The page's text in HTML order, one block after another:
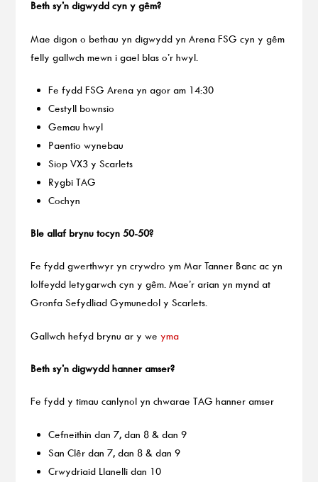
Beth sy’n digwydd cyn y gêm?
Mae digon o bethau yn digwydd yn Arena FSG cyn y gêm
felly gallwch mewn i gael blas o’r hwyl.
Fe fydd FSG Arena yn agor am 14:30
Cestyll bownsio
Gemau hwyl
Paentio wynebau
Siop VX3 y Scarlets
Rygbi TAG
Cochyn
Ble allaf brynu tocyn 50-50?
Fe fydd gwerthwyr yn crywdro ym Mar Tanner Banc ac yn
lolfeydd letygarwch cyn y gêm. Mae’r arian yn mynd at
Gronfa Sefydliad Gymunedol y Scarlets.
Gallwch hefyd brynu ar y we yma
Beth sy’n digwydd hanner amser?
Fe fydd y timau canlynol yn chwarae TAG hanner amser
Cefneithin dan 7, dan 8 & dan 9
San Clêr dan 7, dan 8 & dan 9
Crwydriaid Llanelli dan 10